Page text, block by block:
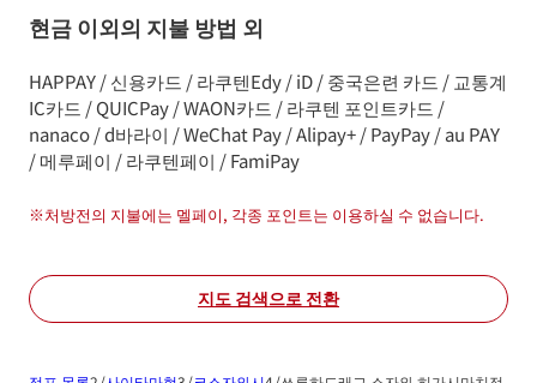
현금 이외의 지불 방법 외
HAPPAY / 신용카드 / 라쿠텐Edy / iD / 중국은련 카드 / 교통계
IC카드 / QUICPay / WAON카드 / 라쿠텐 포인트카드 /
nanaco / d바라이 / WeChat Pay / Alipay+ / PayPay / au PAY
/ 메루페이 / 라쿠텐페이 / FamiPay
※처방전의 지불에는 멜페이, 각종 포인트는 이용하실 수 없습니다.
지도 검색으로 전환